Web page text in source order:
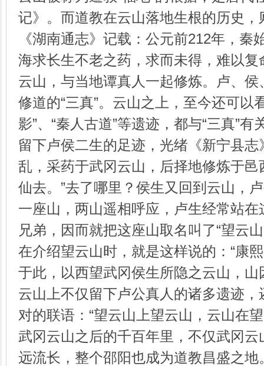
记》。而道教在云山落地生根的历史
《湖南通志》记载：公元前212年，秦
海求长生不老之药，求而未得，难以
云山，与当地谭真人一起修炼。卢、
修道的“三真”。云山之上，至今还可以
影”、“秦人古道”等遗迹，都与“三真”
留下卢侯二生的足迹，光绪《新宁县志
乱，采药于武冈云山，后择地修炼于
仙去。”去了哪里？侯生又回到云山，
一座山，两山遥相呼应，卢生经常站
兄弟，因而就把这座山取名叫了“望云
在介绍望云山时，就是这样说的：“康
于此，以西望武冈侯生所隐之云山，山
云山上不仅留下卢公真人的诸多遗迹
对的联语：“望云山上望云山，云山在
武冈云山之后的千百年里，不仅武冈
远流长，整个邵阳也成为道教昌盛之